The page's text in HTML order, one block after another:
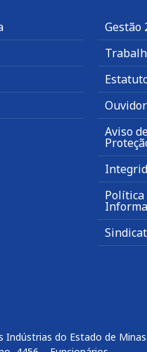
Gestão
Aviso
Política
Indústrias do Estado de